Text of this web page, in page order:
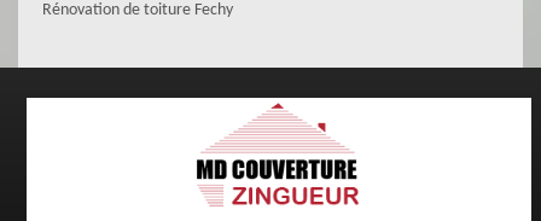
Rénovation de toiture Fechy